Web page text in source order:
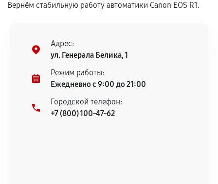
Гарантия на выполненные работы может
Предоставленные детали подходят по
техническим параметрам и не имеют внешних
дефектов.
Установка была выполнена нашим сервисным
центром.
При этом гарантия на сами комплектующие
Вернём стабильную работу автоматики Canon EOS R1.
Адрес:
ул. Генерала Белика, 1
Режим работы:
Ежедневно с 9:00 до 21:00
Городской телефон:
+7 (800) 100-47-62